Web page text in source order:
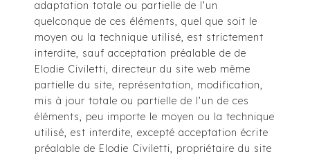
adaptation totale ou partielle de l’un
quelconque de ces éléments, quel que soit le
moyen ou la technique utilisé, est strictement
interdite, sauf acceptation préalable de de
Elodie Civiletti, directeur du site web même
partielle du site, représentation, modification,
mis à jour totale ou partielle de l’un de ces
éléments, peu importe le moyen ou la technique
utilisé, est interdite, excepté acceptation écrite
préalable de Elodie Civiletti, propriétaire du site